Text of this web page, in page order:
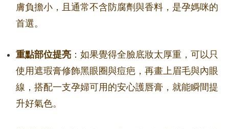
膚負擔小，且通常不含防腐劑與香料，是孕媽咪的
首選。
重點部位提亮 ：如果覺得全臉底妝太厚重，可以只
使用遮瑕膏修飾黑眼圈與痘疤，再畫上眉毛與內眼
線，搭配一支孕婦可用的安心護唇膏，就能瞬間提
升好氣色。